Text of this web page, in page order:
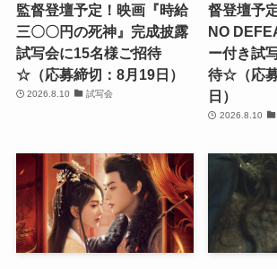
監督登壇予定！映画『時給
三〇〇円の死神』完成披露
試写会に15名様ご招待
☆（応募締切：8月19日）
2026.8.10 試写会
督登壇予
NO
ー付き試
待☆（応
日）
2026.8.10